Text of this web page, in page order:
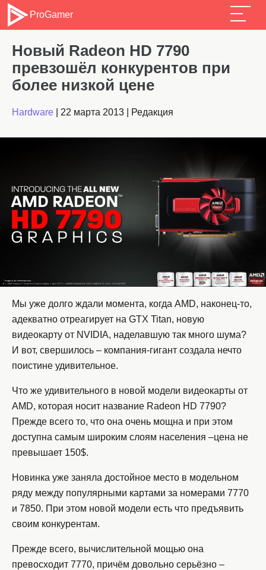
ProGamer
Новый Radeon HD 7790
превзошёл конкурентов при
более низкой цене
Hardware 22 марта 2013 Редакция
Мы уже долго ждали момента, когда AMD, наконец-то,
адекватно отреагирует на GTX Titan, новую
видеокарту от NVIDIA, наделавшую так много шума?
И вот, свершилось – компания-гигант создала нечто
поистине удивительное.
Что же удивительного в новой модели видеокарты от
AMD, которая носит название Radeon HD 7790?
Прежде всего то, что она очень мощна и при этом
доступна самым широким слоям населения –цена не
превышает 150$.
Новинка уже заняла достойное место в модельном
ряду между популярными картами за номерами 7770
и 7850. При этом новой модели есть что предъявить
своим конкурентам.
Прежде всего, вычислительной мощью она
превосходит 7770, причём довольно серьёзно –